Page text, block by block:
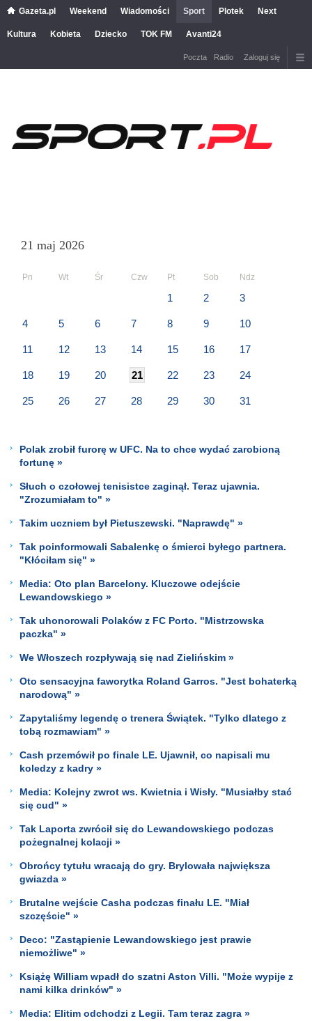
Gazeta.pl Weekend Wiadomości Sport Plotek Next
Kultura Kobieta Dziecko TOK FM Avanti24
Poczta Radio Zaloguj się
21 maj 2026
Pn Wt Śr Czw Pt Sob Ndz
1 2 3
4 5 6 7 8 9 10
11 12 13 14 15 16 17
18 19 20 21 22 23 24
25 26 27 28 29 30 31
Polak zrobił furorę w UFC. Na to chce wydać zarobioną
fortunę »
Słuch o czołowej tenisistce zaginął. Teraz ujawnia.
"Zrozumiałam to" »
Takim uczniem był Pietuszewski. "Naprawdę" »
Tak poinformowali Sabalenkę o śmierci byłego partnera.
"Kłóciłam się" »
Media: Oto plan Barcelony. Kluczowe odejście
Lewandowskiego »
Tak uhonorowali Polaków z FC Porto. "Mistrzowska
paczka" »
We Włoszech rozpływają się nad Zielińskim »
Oto sensacyjna faworytka Roland Garros. "Jest bohaterką
narodową" »
Zapytaliśmy legendę o trenera Świątek. "Tylko dlatego z
tobą rozmawiam" »
Cash przemówił po finale LE. Ujawnił, co napisali mu
koledzy z kadry »
Media: Kolejny zwrot ws. Kwietnia i Wisły. "Musiałby stać
się cud" »
Tak Laporta zwrócił się do Lewandowskiego podczas
pożegnalnej kolacji »
Obrońcy tytułu wracają do gry. Brylowała największa
gwiazda »
Brutalne wejście Casha podczas finału LE. "Miał
szczęście" »
Deco: "Zastąpienie Lewandowskiego jest prawie
niemożliwe" »
Książę William wpadł do szatni Aston Villi. "Może wypije z
nami kilka drinków" »
Media: Elitim odchodzi z Legii. Tam teraz zagra »